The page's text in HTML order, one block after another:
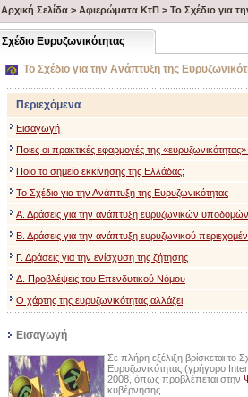
Αρχική Σελίδα > Αφιερώματα ΚτΠ > Το Σχέδιο για
Σχέδιο Ευρυζωνικότητας
Το Σχέδιο για την Ανάπτυξη της
Περιεχόμενα
Εισαγωγή
Ποιες οι πρακτικές εφαρμογές της «ευρυζωνικότητας»
Ποιο το σημείο εκκίνησης της Ελλάδας;
Το Σχέδιο για την Ανάπτυξη της Ευρυζωνικότητας
Α. Δράσεις για την ανάπτυξη ευρυζωνικών υποδομών
Β. Δράσεις για την ανάπτυξη ευρυζωνικού
Γ. Δράσεις για την ενίσχυση της ζήτησης
Δ. Προβλέψεις του Επενδυτικού Νόμου
Ο χάρτης της ευρυζωνικότητας αλλάζει
Εισαγωγή
Σε πλήρη εξέλιξη βρίσκεται το
Ευρυζωνικότητας (γρήγορο
2008, όπως προβλέπεται στην
κυβέρνησης.